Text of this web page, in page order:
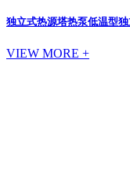
独立式热源塔热泵低温型
VIEW MORE +